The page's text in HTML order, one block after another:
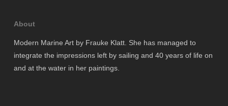
About
Modern Marine Art by Frauke Klatt. She has managed to
integrate the impressions left by sailing and 40 years of life on
and at the water in her paintings.